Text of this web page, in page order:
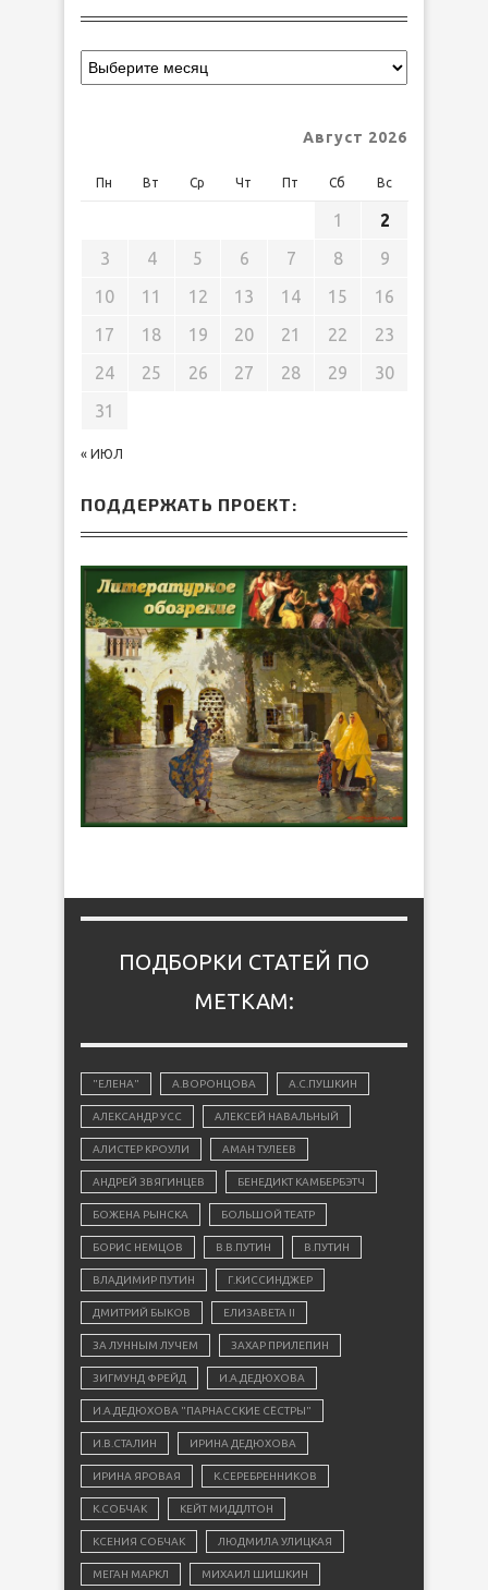
Август 2026
Пн Вт Ср Чт Пт Сб Вс
« ИЮЛ
1
2
3
4 5 6 7 8
9
10
11 12 13 14 15
16
17
18 19 20 21 22
23
24
25 26 27 28 29
30
31
ПОДДЕРЖАТЬ ПРОЕКТ:
ПОДБОРКИ СТАТЕЙ ПО
МЕТКАМ:
"ЕЛЕНА" А.ВОРОНЦОВА А.С.ПУШКИН
АЛЕКСАНДР УСС АЛЕКСЕЙ НАВАЛЬНЫЙ
АЛИСТЕР КРОУЛИ АМАН ТУЛЕЕВ
АНДРЕЙ ЗВЯГИНЦЕВ БЕНЕДИКТ КАМБЕРБЭТЧ
БОЖЕНА РЫНСКА БОЛЬШОЙ ТЕАТР
БОРИС НЕМЦОВ В.В.ПУТИН В.ПУТИН
ВЛАДИМИР ПУТИН Г.КИССИНДЖЕР
ДМИТРИЙ БЫКОВ ЕЛИЗАВЕТА II
ЗА ЛУННЫМ ЛУЧЕМ ЗАХАР ПРИЛЕПИН
ЗИГМУНД ФРЕЙД И.А.ДЕДЮХОВА
И.А.ДЕДЮХОВА "ПАРНАССКИЕ СЁСТРЫ"
И.В.СТАЛИН ИРИНА ДЕДЮХОВА
ИРИНА ЯРОВАЯ К.СЕРЕБРЕННИКОВ
К.СОБЧАК КЕЙТ МИДДЛТОН
КСЕНИЯ СОБЧАК ЛЮДМИЛА УЛИЦКАЯ
МЕГАН МАРКЛ МИХАИЛ ШИШКИН